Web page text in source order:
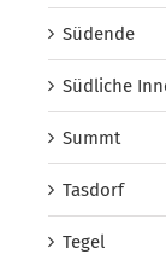
Südende
Südliche
Summt
Tasdorf
Tegel